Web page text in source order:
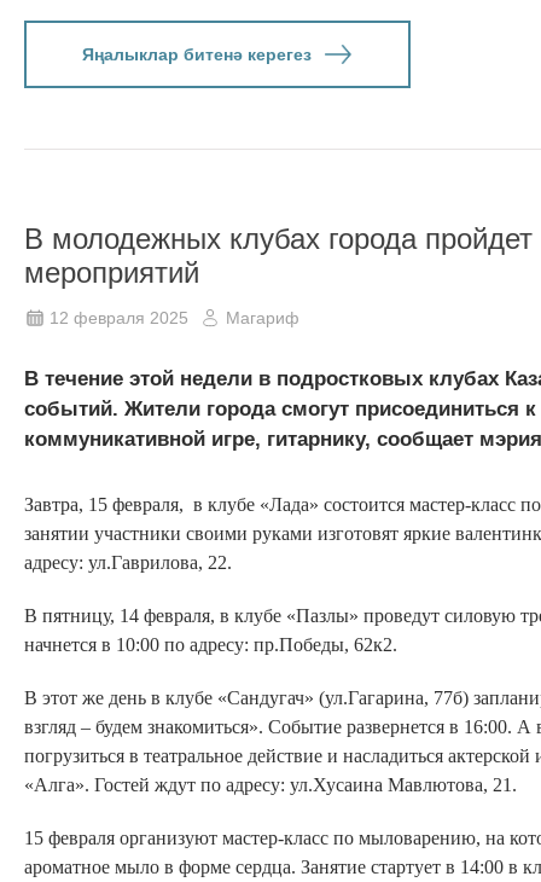
Яңалыклар битенә керегез
В молодежных клубах города
мероприятий
12 февраля 2025 Магариф
В течение этой недели в подростковых клубах
событий. Жители города смогут присоединиться
коммуникативной игре, гитарнику, сообщает
Завтра, 15 февраля, в клубе «Лада» состоится мастер-класс
занятии участники своими руками изготовят яркие
адресу: ул.Гаврилова, 22.
В пятницу, 14 февраля, в клубе «Пазлы» проведут силовую
начнется в 10:00 по адресу: пр.Победы, 62к2.
В этот же день в клубе «Сандугач» (ул.Гагарина, 77б)
взгляд – будем знакомиться». Событие развернется в 16:00.
погрузиться в театральное действие и насладиться
«Алга». Гостей ждут по адресу: ул.Хусаина Мавлютова, 21.
15 февраля организуют мастер-класс по мыловарению, на
ароматное мыло в форме сердца. Занятие стартует в 14:00 в